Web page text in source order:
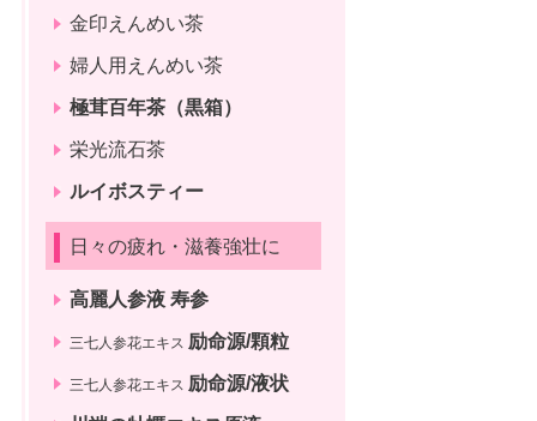
金印えんめい茶
婦人用えんめい茶
極茸百年茶（黒箱）
栄光流石茶
ルイボスティー
日々の疲れ・滋養強壮に
高麗人参液 寿参
三七人参花エキス 励命源/顆粒
三七人参花エキス 励命源/液状